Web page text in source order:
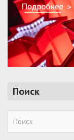
Поиск